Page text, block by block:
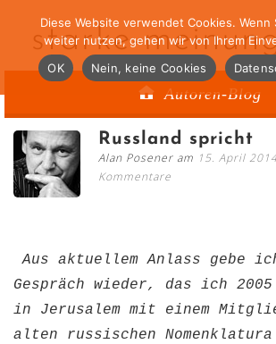
starke-
Autoren-Blog
Russland spricht
Alan Posener am 15. April 2014
Kommentare
Aus aktuellem Anlass gebe
Gespräch wieder, das ich
in Jerusalem mit einem
alten russischen
Diese Website verwendet Cookies. Wenn
weiter nutzen, gehen wir von Ihrem
OK
Nein, keine Cookies